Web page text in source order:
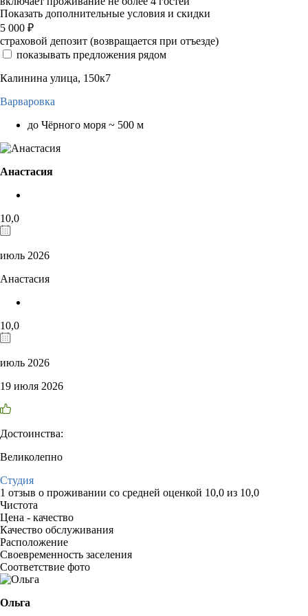
Показать дополнительные условия и скидки
5 000 ₽
страховой депозит (возвращается при отъезде)
показывать предложения рядом
Калинина улица, 150к7
Варваровка
до Чёрного моря ~ 500 м
Анастасия
10,0
июль 2026
Анастасия
10,0
июль 2026
19 июля 2026
Достоинства:
Великолепно
Студия
1 отзыв о проживании со средней оценкой 10,0 из 10,0
Чистота
Цена - качество
Качество обслуживания
Расположение
Своевременность заселения
Соответствие фото
Ольга